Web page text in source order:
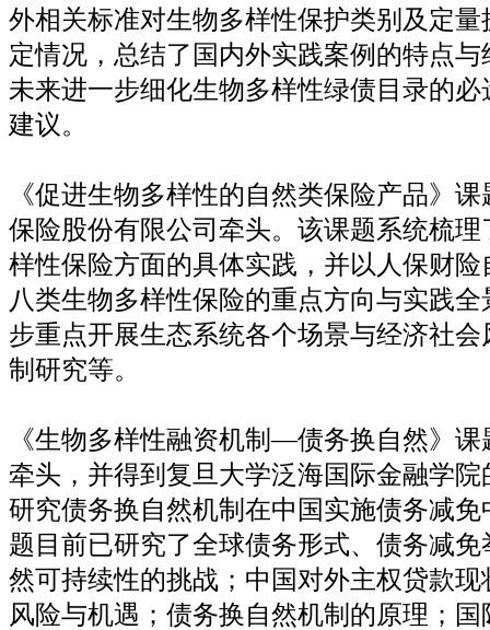
外相关标准对生物多样性保护类别及定
定情况，总结了国内外实践案例的特点
未来进一步细化生物多样性绿债目录的
建议。
《促进生物多样性的自然类保险产品》
保险股份有限公司牵头。该课题系统梳
样性保险方面的具体实践，并以人保财
八类生物多样性保险的重点方向与实践
步重点开展生态系统各个场景与经济社
制研究等。
《生物多样性融资机制—债务换自然》
牵头，并得到复旦大学泛海国际金融学
研究债务换自然机制在中国实施债务减
题目前已研究了全球债务形式、债务减
然可持续性的挑战；中国对外主权贷款
风险与机遇；债务换自然机制的原理；